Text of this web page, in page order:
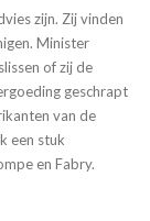
zijn. Zij vinden
Minister
of zij de
geschrapt
van de
een stuk
en Fabry.